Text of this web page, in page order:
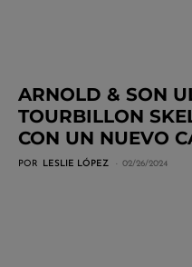
ARNOLD & SON
TOURBILLON
CON UN NUEVO
POR LESLIE LÓPEZ 02/26/2024